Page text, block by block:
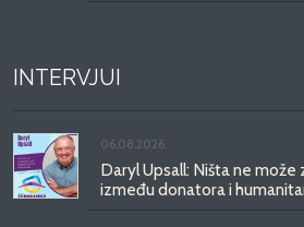
INTERVJUI
06.08.2026.
Daryl Upsall: Ništa ne
između donatora i